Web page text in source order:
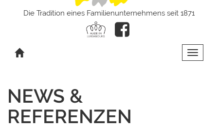
Die Tradition eines Familienunternehmens seit 1871
Toggle
NEWS &
REFERENZEN